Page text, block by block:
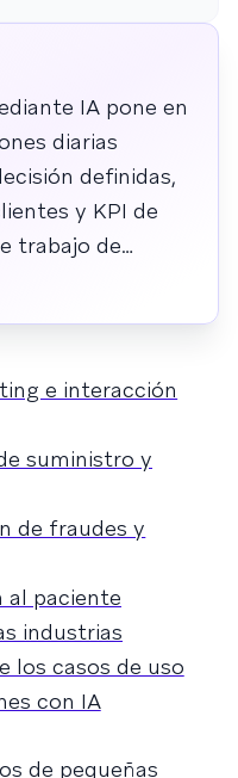
IA pone en
diarias
definidas,
y KPI de
trabajo de
fraude y
ofertas,
de riesgo
mediante
i> aleatorias y
e interacción
suministro y
de fraudes y
al paciente
industrias
los casos de uso
con IA
de pequeñas